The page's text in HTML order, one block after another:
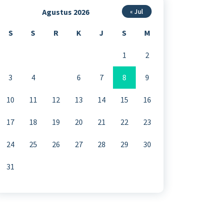
Agustus 2026
S S R K J S M
1 2
3 4 6 7 8 9
10 11 12 13 14 15 16
17 18 19 20 21 22 23
24 25 26 27 28 29 30
31
« Jul